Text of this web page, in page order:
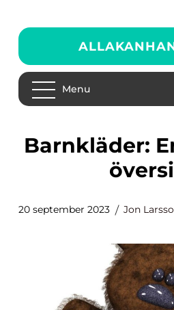
Menu
Barnkläder: En grundlig
20 september 2023 Jon